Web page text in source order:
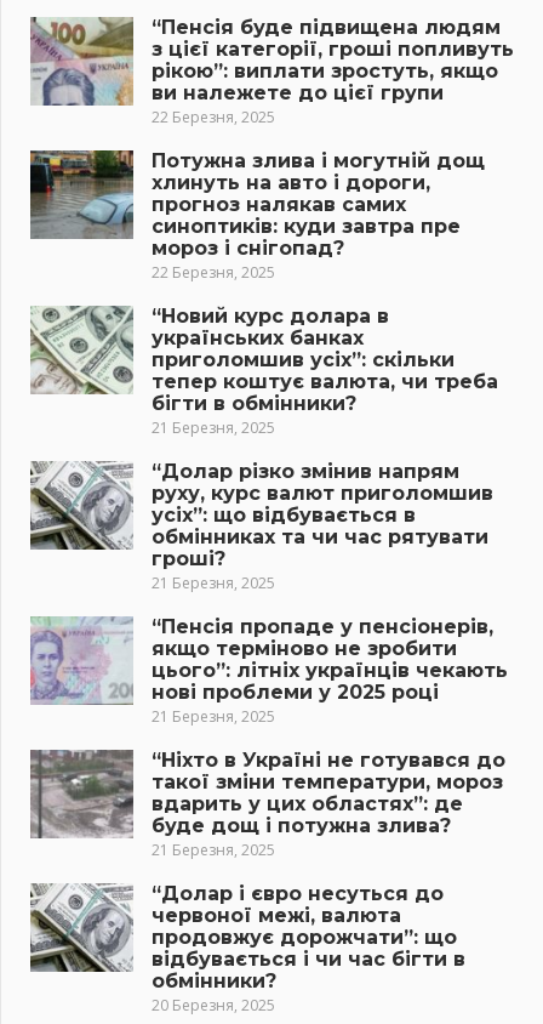
“Пенсія буде підвищена людям
з цієї категорії, гроші попливуть
рікою”: виплати зростуть, якщо
ви належете до цієї групи
22 Березня, 2025
Потужна злива і могутній дощ
хлинуть на авто і дороги,
прогноз налякав самих
синоптиків: куди завтра пре
мороз і снігопад?
22 Березня, 2025
“Новий курс долара в
українських банках
приголомшив усіх”: скільки
тепер коштує валюта, чи треба
бігти в обмінники?
21 Березня, 2025
“Долар різко змінив напрям
руху, курс валют приголомшив
усіх”: що відбувається в
обмінниках та чи час рятувати
гроші?
21 Березня, 2025
“Пенсія пропаде у пенсіонерів,
якщо терміново не зробити
цього”: літніх українців чекають
нові проблеми у 2025 році
21 Березня, 2025
“Ніхто в Україні не готувався до
такої зміни температури, мороз
вдарить у цих областях”: де
буде дощ і потужна злива?
21 Березня, 2025
“Долар і євро несуться до
червоної межі, валюта
продовжує дорожчати”: що
відбувається і чи час бігти в
обмінники?
20 Березня, 2025